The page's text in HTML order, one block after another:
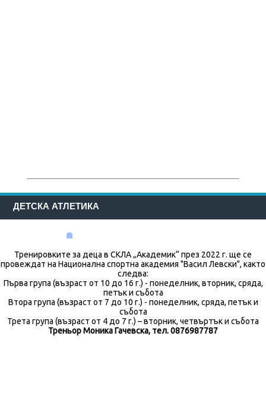
ДЕТСКА АТЛЕТИКА
Тренировките за деца в СКЛА „Академик“ през 2022 г. ще се
провеждат на Национална спортна академия "Васил Левски", както
следва:
Първа група (възраст от 10 до 16 г.) - понеделник, вторник, сряда,
петък и събота
Втора група (възраст от 7 до 10 г.) - понеделник, сряда, петък и
събота
Трета група (възраст от 4 до 7 г.) – вторник, четвъртък и събота
Треньор Моника Гачевска, тел. 0876987787